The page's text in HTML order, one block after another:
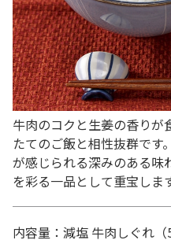
牛肉のコクと生姜の香りが
たてのご飯と相性抜群です
が感じられる深みのある味
を彩る一品として重宝しま
内容量：減塩 牛肉しぐれ